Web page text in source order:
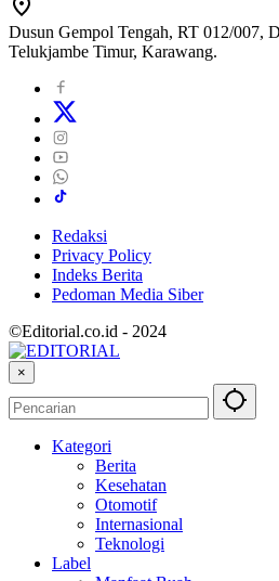
Dusun Gempol Tengah, RT 012/007,
Telukjambe Timur, Karawang.
Redaksi
Privacy Policy
Indeks Berita
Pedoman Media Siber
©Editorial.co.id - 2024
×
Kategori
Berita
Kesehatan
Otomotif
Internasional
Teknologi
Label